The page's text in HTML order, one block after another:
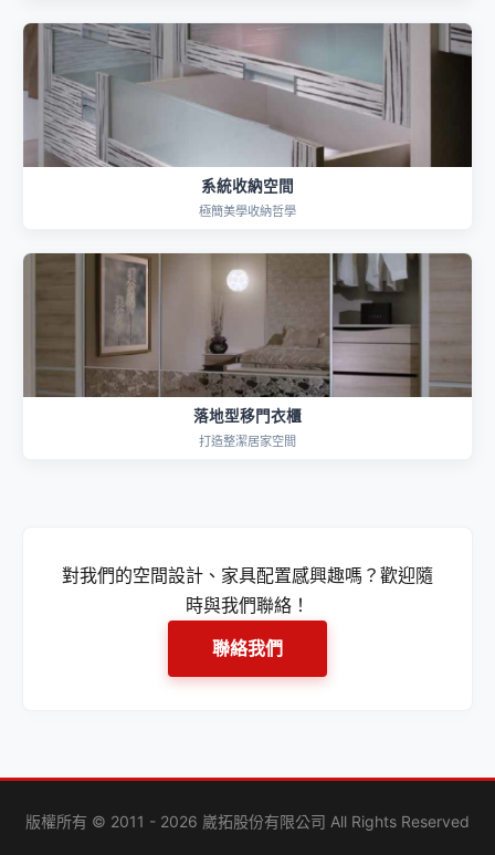
系統收納空間
極簡美學收納哲學
落地型移門衣櫃
打造整潔居家空間
對我們的空間設計、家具配置感興趣嗎？歡迎隨
時與我們聯絡！
聯絡我們
版權所有 © 2011 - 2026 崴拓股份有限公司 All Rights Reserved